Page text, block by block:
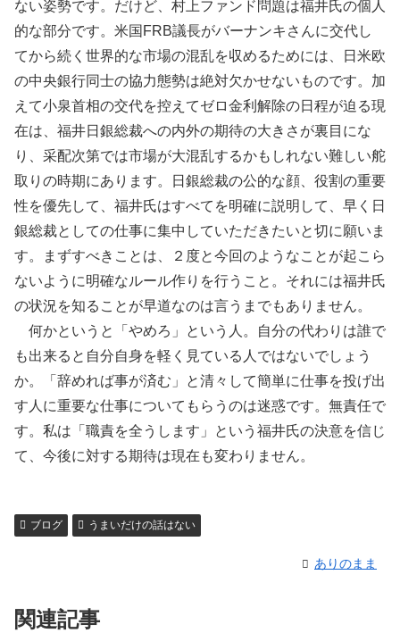
ない姿勢です。だけど、村上ファンド問題は福井氏の個人
的な部分です。米国FRB議長がバーナンキさんに交代し
てから続く世界的な市場の混乱を収めるためには、日米欧
の中央銀行同士の協力態勢は絶対欠かせないものです。加
えて小泉首相の交代を控えてゼロ金利解除の日程が迫る現
在は、福井日銀総裁への内外の期待の大きさが裏目にな
り、采配次第では市場が大混乱するかもしれない難しい舵
取りの時期にあります。日銀総裁の公的な顔、役割の重要
性を優先して、福井氏はすべてを明確に説明して、早く日
銀総裁としての仕事に集中していただきたいと切に願いま
す。まずすべきことは、２度と今回のようなことが起こら
ないように明確なルール作りを行うこと。それには福井氏
の状況を知ることが早道なのは言うまでもありません。
何かというと「やめろ」という人。自分の代わりは誰で
も出来ると自分自身を軽く見ている人ではないでしょう
か。「辞めれば事が済む」と清々して簡単に仕事を投げ出
す人に重要な仕事についてもらうのは迷惑です。無責任で
す。私は「職責を全うします」という福井氏の決意を信じ
て、今後に対する期待は現在も変わりません。
ブログ うまいだけの話はない
ありのまま
関連記事